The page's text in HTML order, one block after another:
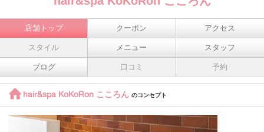
店舗トップ クーポン アクセス
スタイル メニュー スタッフ
ブログ 口コミ 予約
hair&spa KoKoRon こころん のコンセプト